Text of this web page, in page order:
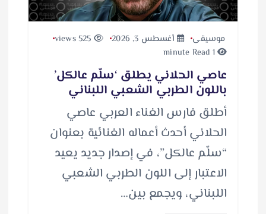
موسيقى أغسطس 3, 2026
1 minute Read
عاصي الحلاني يطلق ‘سلّم عالكل’
باللون الطربي الشعبي اللبناني
أطلق فارس الغناء العربي عاصي
الحلاني أحدث أعماله الغنائية بعنوان
“سلّم عالكل”، في إصدار جديد يعيد
الاعتبار إلى اللون الطربي الشعبي
اللبناني، ويجمع بين…